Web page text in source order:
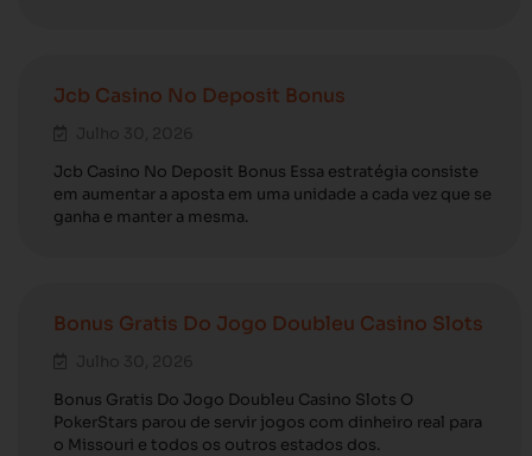
Jcb Casino No Deposit Bonus
Jcb Casino No Deposit Bonus Essa estratégia consiste
em aumentar a aposta em uma unidade a cada vez que se
ganha e manter a mesma.
Bonus Gratis Do Jogo Doubleu Casino Slots
Bonus Gratis Do Jogo Doubleu Casino Slots O
PokerStars parou de servir jogos com dinheiro real para
o Missouri e todos os outros estados dos.